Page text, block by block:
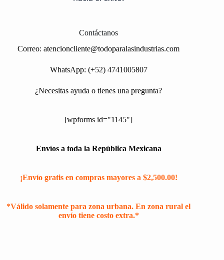
Contáctanos
Correo:atencioncliente@todoparalasindustrias.com
WhatsApp: (+52) 4741005807
¿Necesitas ayuda o tienes una pregunta?
[wpforms id="1145"]
Envíos a toda la República Mexicana
¡Envío gratis en compras mayores a $2,500.00!
*Válido solamente para zona urbana. En zona rural el
envío tiene costo extra.*